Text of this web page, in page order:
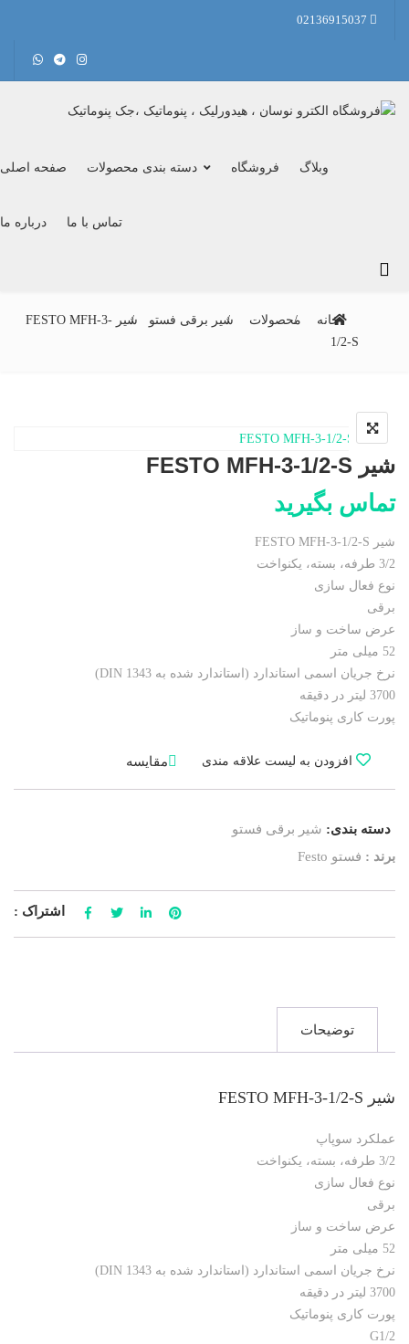
02136915037
صفحه اصلی دسته بندی محصولات فروشگاه وبلاگ
درباره ما تماس با ما
خانه محصولات شیر برقی فستو
شیر FESTO MFH-3-
1/2-S
شیر FESTO MFH-3-1/2-S
تماس بگیرید
شیر FESTO MFH-3-1/2-S
3/2 طرفه، بسته، یکنواخت
نوع فعال سازی
برقی
عرض ساخت و ساز
52 میلی متر
نرخ جریان اسمی استاندارد (استاندارد شده به DIN 1343)
3700 لیتر در دقیقه
پورت کاری پنوماتیک
افزودن به لیست علاقه مندی مقایسه
دسته بندی: شیر برقی فستو
برند : فستو Festo
اشتراک :
توضیحات
شیر FESTO MFH-3-1/2-S
عملکرد سوپاپ
3/2 طرفه، بسته، یکنواخت
نوع فعال سازی
برقی
عرض ساخت و ساز
52 میلی متر
نرخ جریان اسمی استاندارد (استاندارد شده به DIN 1343)
3700 لیتر در دقیقه
پورت کاری پنوماتیک
G1/2